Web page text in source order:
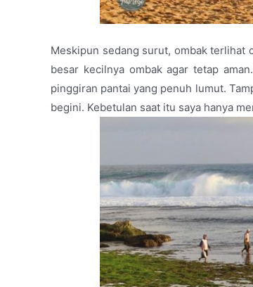
Meskipun sedang surut, ombak terlihat
besar kecilnya ombak agar tetap
pinggiran pantai yang penuh lumut.
begini. Kebetulan saat itu saya hanya